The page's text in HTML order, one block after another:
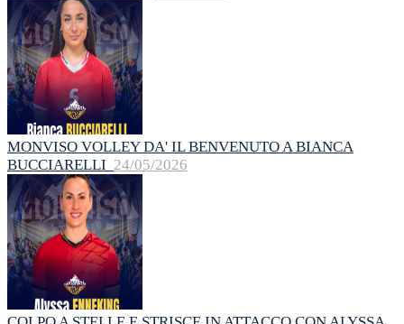
MONVISO VOLLEY DA' IL BENVENUTO A BIANCA
BUCCIARELLI 24/05/2026